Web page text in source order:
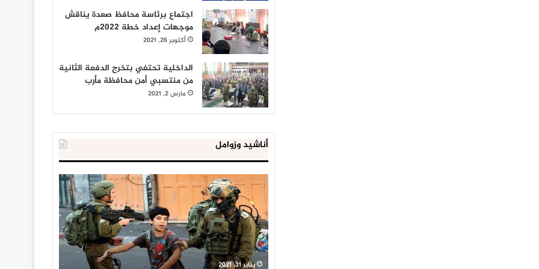
اجتماع برئاسة محافظ صعدة يناقش
موجهات إعداد خطة 2022م
أكتوبر 26, 2021
الداخلية تحتفي بتخرج الدفعة الثانية
من منتسبي أمن محافظة مأرب
مارس 2, 2021
أناشيد وزوامل
العدو
الإسرائيلي
اعتقل
543
طفلا
فلسطينيا
خلال
يناير 31, 2021
الداخلية
المصرية
تعلن
إحباط
‘مخطط
كبير’